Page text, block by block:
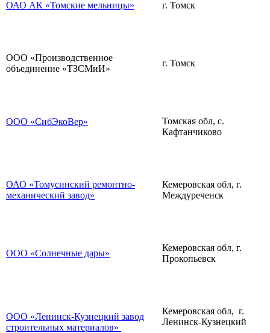
ОАО АК «Томские мельницы» г. Томск
ООО «Производственное
объединение «ТЗСМиИ»
г. Томск
ООО «СибЭкоВер»
Томская обл, с.
Кафтанчиково
ОАО «Томусинский ремонтно-
механический завод»
Кемеровская обл, г.
Междуреченск
ООО «Солнечные дары»
Кемеровская обл, г.
Прокопьевск
ООО «Ленинск-Кузнецкий завод
строительных материалов»
Кемеровская обл, г.
Ленинск-Кузнецкий